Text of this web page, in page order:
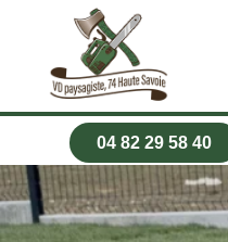
04 82 29 58 40